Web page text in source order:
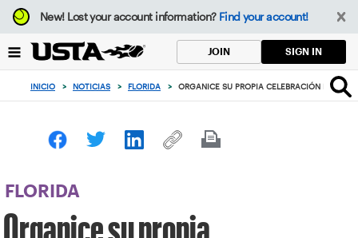
Enfoque
desde
botón
volver
principio
New!Lost your account information? Find your account!
JOIN SIGN IN
INICIO > NOTICIAS > FLORIDA > ORGANICE SU PROPIA CELEBRACIÓN
FLORIDA
Organice su propia